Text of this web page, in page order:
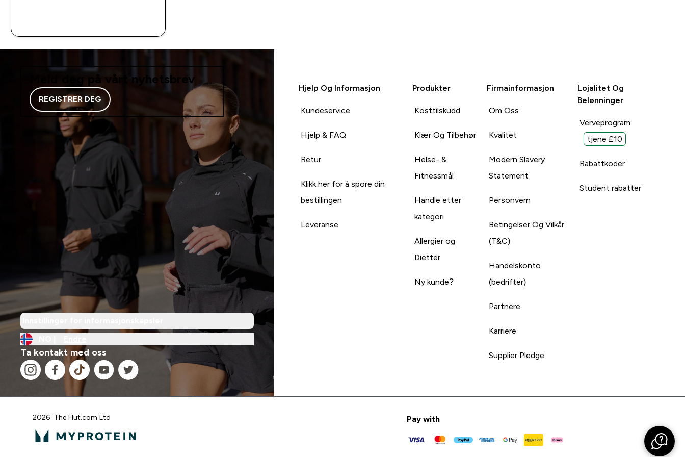
Meld deg på vårt nyhetsbrev
REGISTRER DEG
Ta kontakt med oss
Hjelp Og Informasjon
Kundeservice
Hjelp & FAQ
Retur
Klikk her for å spore din
bestillingen
Leveranse
Produkter
Kosttilskudd
Klær Og Tilbehør
Helse- &
Fitnessmål
Handle etter
kategori
Allergier og
Dietter
Ny kunde?
Firmainformasjon
Om Oss
Kvalitet
Modern Slavery
Statement
Personvern
Betingelser Og Vilkår
(T&C)
Handelskonto
(bedrifter)
Partnere
Karriere
Supplier Pledge
Lojalitet Og
Belønninger
Verveprogram
tjene £10
Rabattkoder
Student rabatter
2026 The Hut.com Ltd Pay with